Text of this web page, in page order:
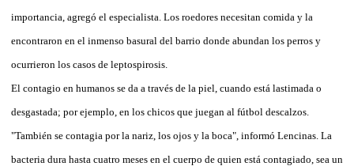
importancia, agregó el especialista. Los roedores necesitan comida y la
encontraron en el inmenso basural del barrio donde abundan los perros y
ocurrieron los casos de leptospirosis.
El contagio en humanos se da a través de la piel, cuando está lastimada o
desgastada; por ejemplo, en los chicos que juegan al fútbol descalzos.
"También se contagia por la nariz, los ojos y la boca", informó Lencinas. La
bacteria dura hasta cuatro meses en el cuerpo de quien está contagiado, sea un